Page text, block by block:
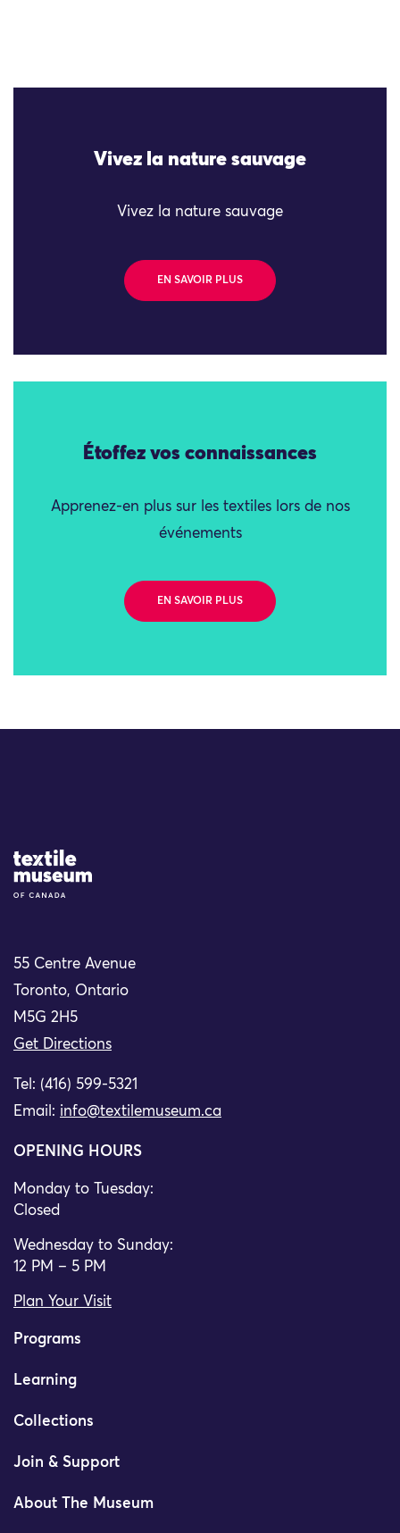
Vivez la nature sauvage
Vivez la nature sauvage
EN SAVOIR PLUS
Étoffez vos connaissances
Apprenez-en plus sur les textiles lors de nos
événements
EN SAVOIR PLUS
Site Logo
55 Centre Avenue
Toronto, Ontario
M5G 2H5
Get Directions
Tel: (416) 599-5321
Email: info@textilemuseum.ca
OPENING HOURS
Monday to Tuesday:
Closed
Wednesday to Sunday:
12 PM – 5 PM
Plan Your Visit
Programs
Learning
Collections
Join & Support
About The Museum